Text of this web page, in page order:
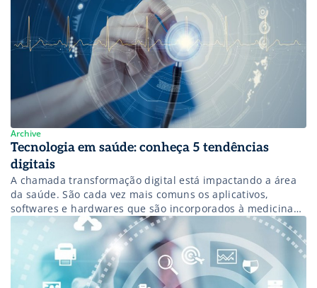
Archive
Tecnologia em saúde: conheça 5 tendências
digitais
A chamada transformação digital está impactando a área
da saúde. São cada vez mais comuns os aplicativos,
softwares e hardwares que são incorporados à medicina
para facilitar o dia a dia de profissionais do setor, bem
como os seus pacientes. A tecnologia tem feito com que o
foco seja cada vez mais nos cuidados e […]